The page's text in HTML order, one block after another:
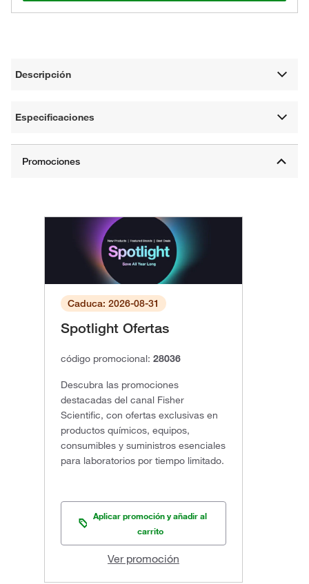
Descripción
Especificaciones
Caduca: 2026-08-31
Spotlight Ofertas
código promocional: 28036
Descubra las promociones
destacadas del canal Fisher
Scientific, con ofertas exclusivas en
productos químicos, equipos,
consumibles y suministros esenciales
para laboratorios por tiempo limitado.
Aplicar promoción y añadir al
carrito
Ver promoción